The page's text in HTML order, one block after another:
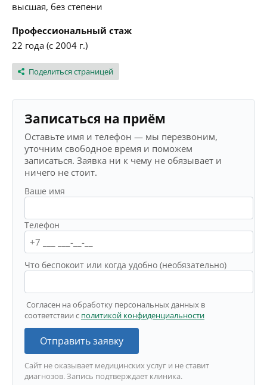
высшая, без степени
Профессиональный стаж
22 года (с 2004 г.)
Поделиться страницей
Записаться на приём
Оставьте имя и телефон — мы перезвоним,
уточним свободное время и поможем
записаться. Заявка ни к чему не обязывает и
ничего не стоит.
Ваше имя
Телефон
Что беспокоит или когда удобно (необязательно)
Согласен на обработку персональных данных в
соответствии с политикой конфиденциальности
Отправить заявку
Сайт не оказывает медицинских услуг и не ставит
диагнозов. Запись подтверждает клиника.